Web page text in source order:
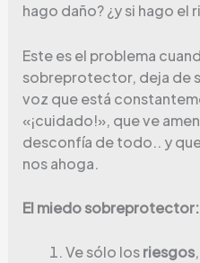
hago daño? ¿y si hago el
Este es el problema
sobreprotector, deja de
voz que está
«¡cuidado!», que ve
desconfía de todo.. y
nos ahoga.
El miedo sobreprotector:
Ve sólo losriesgos